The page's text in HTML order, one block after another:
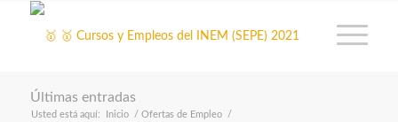
Últimas entradas
Usted está aquí: Inicio / Ofertas de Empleo
/